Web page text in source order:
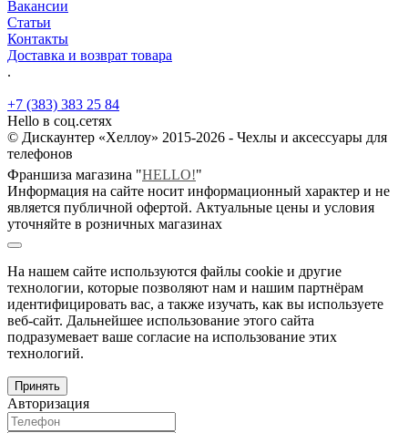
Вакансии
Статьи
Контакты
Доставка и возврат товара
.
+7 (383) 383 25 84
Hello в соц.сетях
© Дискаунтер «Хеллоу» 2015-2026 - Чехлы и аксессуары для
телефонов
Франшиза магазина "HELLO!"
Информация на сайте носит информационный характер и не
является публичной офертой. Актуальные цены и условия
уточняйте в розничных магазинах
На нашем сайте используются файлы cookie и другие
технологии, которые позволяют нам и нашим партнёрам
идентифицировать вас, а также изучать, как вы используете
веб-сайт. Дальнейшее использование этого сайта
подразумевает ваше согласие на использование этих
технологий.
Принять
Авторизация